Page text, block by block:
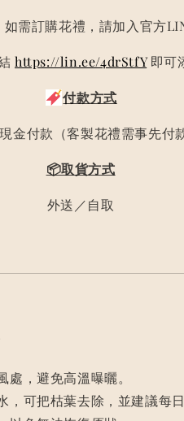
需訂購花禮，請加入官方
https://lin.ee/4drStfY即可
付款方式
金付款（客製花禮需事先付
📦取貨方式
外送／自取
處，避免高溫曝曬。
，可把枯葉去除，並建議每日